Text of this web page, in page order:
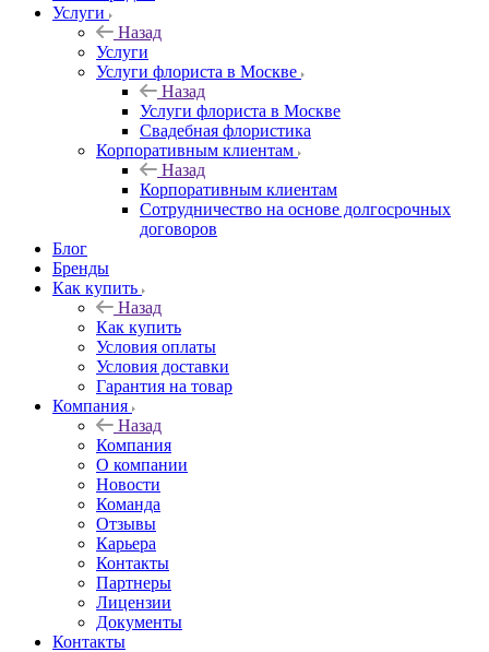
Услуги
Назад
Услуги
Услуги флориста в Москве
Назад
Услуги флориста в Москве
Свадебная флористика
Корпоративным клиентам
Назад
Корпоративным клиентам
Сотрудничество на основе долгосрочных
договоров
Блог
Бренды
Как купить
Назад
Как купить
Условия оплаты
Условия доставки
Гарантия на товар
Компания
Назад
Компания
О компании
Новости
Команда
Отзывы
Карьера
Контакты
Партнеры
Лицензии
Документы
Контакты